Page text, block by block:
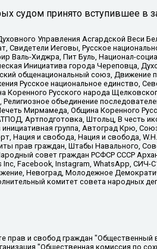
судом принято вступившее в
Управления Асгардской Веси
Иеговы, Русское
Хиджра, Пит Буль, Национал-
Инициатива города Череповца,
общенациональный союз, Движение
Русское национальное единство,
Коренного Русского народа
объединение
Мирмамеда, Община Коренного
Артподготовка, Штольц, В честь
группа, Автоград Крю,
Нация и свобода, Нация и свобода,
прав граждан, Штабы Навального,
совет граждан РСФСР СССР
Facebook, Instagram, WhatsApp,
Невоград, Молодежное
комитет совета народных
Дмитриевна, Общество с ограниченной ответственностью "МЕМО", Перл Роман Александрович, Симонов Евгений Алексеевич, Соловьева Елена Анатольевна, Сотников Даниил Владимирович, Сурначева Елизавета Дмитриевна, Автономная некоммерческая организация по защите прав человека и информированию населения "Якутия – Наше Мнение", Общество с ограниченной ответственностью "Москоу диджитал медиа", с 26.01.2023 Общество с ограниченной ответственностью "Чайка Белые сады", Ветошкина Валерия Валерьевна, Заговора Максим Александрович, Межрегиональное общественное движение "Российская ЛГБТ - сеть", Оленичев Максим Владимирович, Павлов Иван Юрьевич, Скворцова Елена Сергеевна, Общество с ограниченной ответственностью "Как бы инагент", Кочетков Игорь Викторович, Общество с ограниченной ответственностью "Честные выборы", Еланчик Олег Александрович, Общество с ограниченной ответственностью "Нобелевский призыв", Гималова Регина Эмилевна, Григорьев Андрей Валерьевич, Григорьева Алина Александровна, Ассоциация по содействию защите прав призывников, альтернативнослужащих и военнослужащих "Правозащитная группа "Гражданин.Армия.Право", Хисамова Регина Фаритовна, Автономная некоммерческая организация по реализации социально-правовых программ "Лилит", Дальневосточное общественное движение "Маяк", Санкт-Петербургская ЛГБТ-инициативная группа "Выход", Инициативная группа ЛГБТ+ "Реверс", Алексеев Андрей Викторович, Бекбулатова Таисия Львовна, Беляев Иван Михайлович, Владыкина Елена Сергеевна, Гельман Марат Александрович, Никульшина Вероника Юрьевна, Толоконникова Надежда Андреевна, Шендерович Виктор Анатольевич, Общество с ограниченной ответственностью "Данное сообщение", Общество с ограниченной ответственностью Издательский дом "Новая глава", Айнбиндер Александра Александровна, Московский комьюнити-центр для ЛГБТ+инициатив, Благотворительный фонд развития филантропии, Deutsche Welle (Германия, Kurt-Schumacher-Strasse 3, 53113 Bonn), Борзунова Мария Михайловна, Воробьев Виктор